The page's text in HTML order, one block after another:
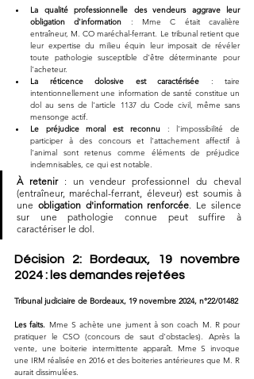
La qualité professionnelle des vendeurs aggrave leur
obligation d'information : Mme C était cavalière
entraîneur, M. CO maréchal-ferrant. Le tribunal retient que
leur expertise du milieu équin leur imposait de révéler
toute pathologie susceptible d'être déterminante pour
l'acheteur.
La réticence dolosive est caractérisée : taire
intentionnellement une information de santé constitue un
dol au sens de l'article 1137 du Code civil, même sans
mensonge actif.
Le préjudice moral est reconnu : l'impossibilité de
participer à des concours et l'attachement affectif à
l'animal sont retenus comme éléments de préjudice
indemnisables, ce qui est notable.
À retenir : un vendeur professionnel du cheval
(entraîneur, maréchal-ferrant, éleveur) est soumis à
une obligation d'information renforcée. Le silence
sur une pathologie connue peut suffire à
caractériser le dol.
Décision 2: Bordeaux, 19 novembre
2024 : les demandes rejetées
Tribunal judiciaire de Bordeaux, 19 novembre 2024, n°22/01482
Les faits. Mme S achète une jument à son coach M. R pour
pratiquer le CSO (concours de saut d'obstacles). Après la
vente, une boiterie intermittente apparaît. Mme S invoque
une IRM réalisée en 2016 et des boiteries antérieures que M. R
aurait dissimulées.